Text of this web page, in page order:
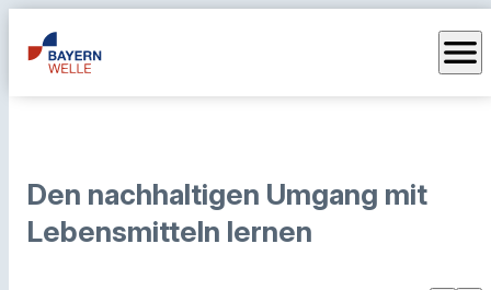
menu
Den nachhaltigen Umgang mit
Lebensmitteln lernen